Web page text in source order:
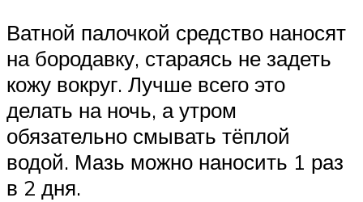
Ватной палочкой средство наносят
на бородавку, стараясь не задеть
кожу вокруг. Лучше всего это
делать на ночь, а утром
обязательно смывать тёплой
водой. Мазь можно наносить 1 раз
в 2 дня.